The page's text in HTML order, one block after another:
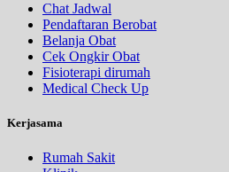
Chat Jadwal
Pendaftaran Berobat
Belanja Obat
Cek Ongkir Obat
Fisioterapi dirumah
Medical Check Up
Kerjasama
Rumah Sakit